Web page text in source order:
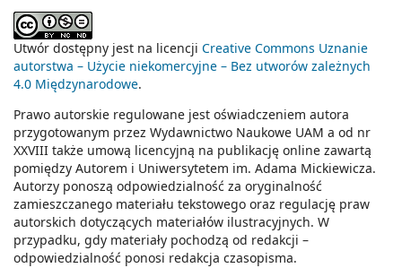
Utwór dostępny jest na licencji Creative Commons Uznanie
autorstwa – Użycie niekomercyjne – Bez utworów zależnych
4.0 Międzynarodowe.
Prawo autorskie regulowane jest oświadczeniem autora
przygotowanym przez Wydawnictwo Naukowe UAM a od nr
XXVIII także umową licencyjną na publikację online zawartą
pomiędzy Autorem i Uniwersytetem im. Adama Mickiewicza.
Autorzy ponoszą odpowiedzialność za oryginalność
zamieszczanego materiału tekstowego oraz regulację praw
autorskich dotyczących materiałów ilustracyjnych. W
przypadku, gdy materiały pochodzą od redakcji –
odpowiedzialność ponosi redakcja czasopisma.